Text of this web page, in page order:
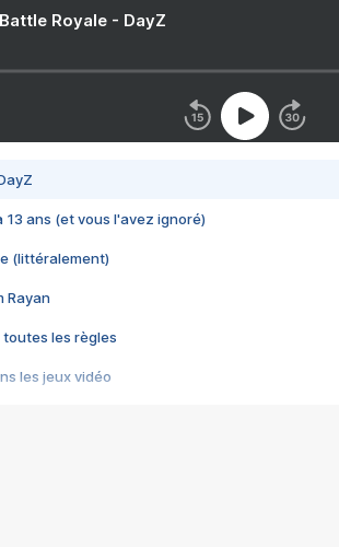
Royale - DayZ
13 ans (et vous l'avez ignoré)
(littéralement)
Rayan
toutes les règles
les jeux vidéo